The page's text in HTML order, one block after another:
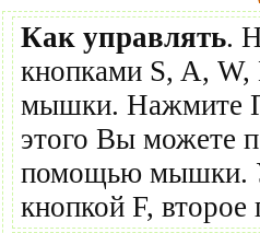
Как управлять.
кнопками S, A,
мышки. Нажмите
этого Вы можете
помощью мышки.
кнопкой F,